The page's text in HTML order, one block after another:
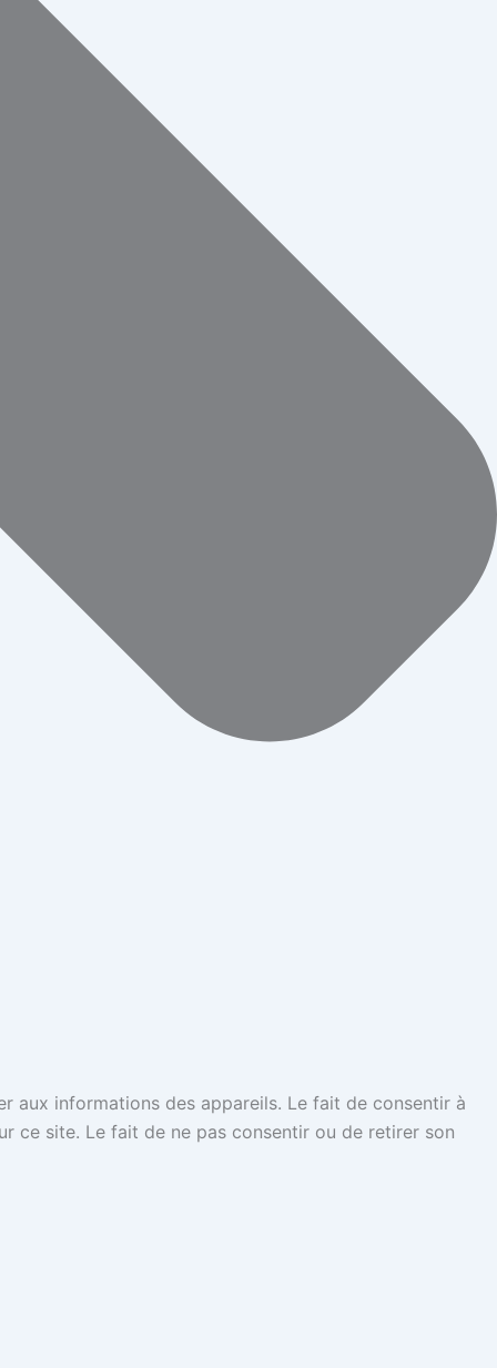
aux informations des appareils. Le fait de consentir à
ce site. Le fait de ne pas consentir ou de retirer son